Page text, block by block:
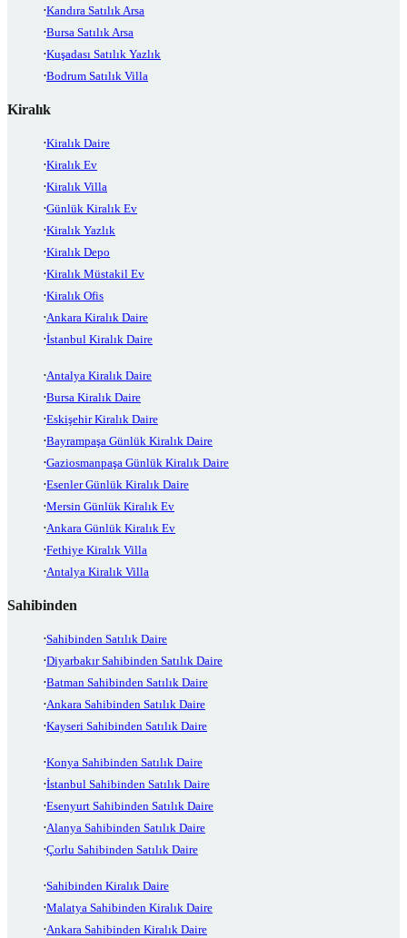
Kandıra Satılık Arsa
Bursa Satılık Arsa
Kuşadası Satılık Yazlık
Bodrum Satılık Villa
Kiralık
Kiralık Daire
Kiralık Ev
Kiralık Villa
Günlük Kiralık Ev
Kiralık Yazlık
Kiralık Depo
Kiralık Müstakil Ev
Kiralık Ofis
Ankara Kiralık Daire
İstanbul Kiralık Daire
Antalya Kiralık Daire
Bursa Kiralık Daire
Eskişehir Kiralık Daire
Bayrampaşa Günlük Kiralık Daire
Gaziosmanpaşa Günlük Kiralık Daire
Esenler Günlük Kiralık Daire
Mersin Günlük Kiralık Ev
Ankara Günlük Kiralık Ev
Fethiye Kiralık Villa
Antalya Kiralık Villa
Sahibinden
Sahibinden Satılık Daire
Diyarbakır Sahibinden Satılık Daire
Batman Sahibinden Satılık Daire
Ankara Sahibinden Satılık Daire
Kayseri Sahibinden Satılık Daire
Konya Sahibinden Satılık Daire
İstanbul Sahibinden Satılık Daire
Esenyurt Sahibinden Satılık Daire
Alanya Sahibinden Satılık Daire
Çorlu Sahibinden Satılık Daire
Sahibinden Kiralık Daire
Malatya Sahibinden Kiralık Daire
Ankara Sahibinden Kiralık Daire